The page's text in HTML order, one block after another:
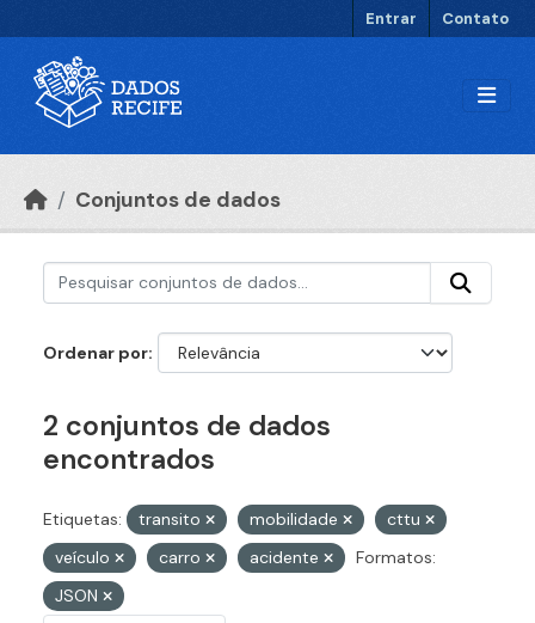
Entrar Contato
Conjuntos de dados
Ordenar por
2 conjuntos de dados
encontrados
Etiquetas: transito mobilidade
cttu
veículo
carro acidente
Formatos:
JSON